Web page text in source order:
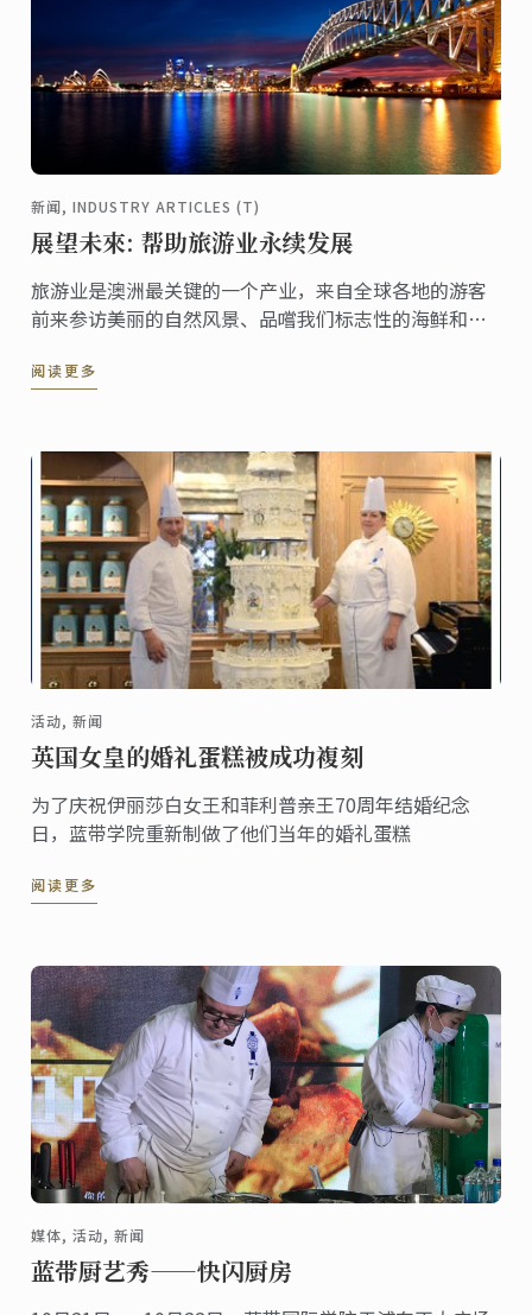
新闻, INDUSTRY ARTICLES (T)
展望未來: 帮助旅游业永续发展
旅游业是澳洲最关键的一个产业，来自全球各地的游客
前来参访美丽的自然风景、品嚐我们标志性的海鲜和极
巨额收益，2017年7月底，我们总计迎来了850万的游客
阅读更多
活动, 新闻
英国女皇的婚礼蛋糕被成功複刻
为了庆祝伊丽莎白女王和菲利普亲王70周年结婚纪念
日，蓝带学院重新制做了他们当年的婚礼蛋糕
阅读更多
媒体, 活动, 新闻
蓝带厨艺秀——快闪厨房